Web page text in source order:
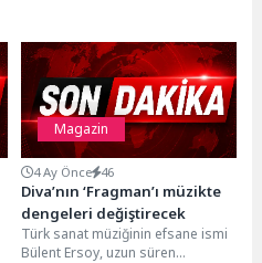
Magazin
4 Ay Önce 46
Diva’nın ‘Fragman’ı müzikte
dengeleri değiştirecek
Türk sanat müziğinin efsane ismi
Bülent Ersoy, uzun süren